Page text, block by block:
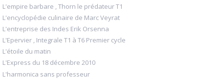
L'empire barbare , Thorn le prédateur T1
L'encyclopédie culinaire de Marc Veyrat
L'entreprise des Indes Erik Orsenna
L'Epervier , Integrale T1 à T6 Premier cycle
L'étoile du matin
L'Express du 18 décembre 2010
L'harmonica sans professeur